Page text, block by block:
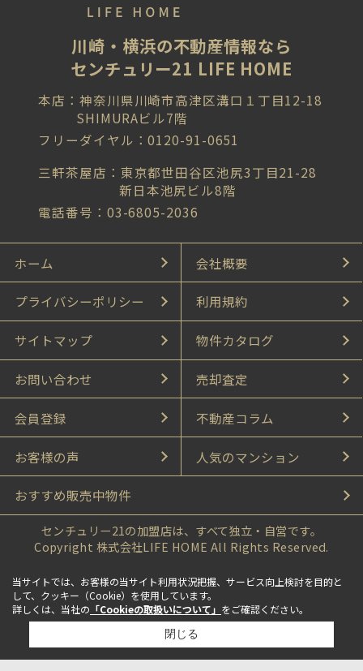
川崎・横浜の不動産情報なら
センチュリー21 LIFE HOME
本店：神奈川県川崎市高津区溝口１丁目12-18
SHIMURAビル7階
フリーダイヤル：0120-91-0651
三軒茶屋店：東京都世田谷区池尻3丁目21-28
新日本池尻ビル8階
電話番号：03-6805-2036
ホーム 会社概要
プライバシーポリシー 利用規約
サイトマップ 物件カタログ
お問い合わせ 売却査定
会員登録 不動産コラム
お客様の声 人気のマンション
おすすめ販売中物件
センチュリー21の加盟店は、すべて独立・自営です。
Copyright 株式会社LIFE HOME All Rights Reserved.
当サイトでは、お客様の当サイト利用状況把握、サービス向上検討を目的と
して、クッキー（Cookie）を使用しています。
詳しくは、当社の 「Cookieの取扱いについて」 をご確認ください。
閉じる